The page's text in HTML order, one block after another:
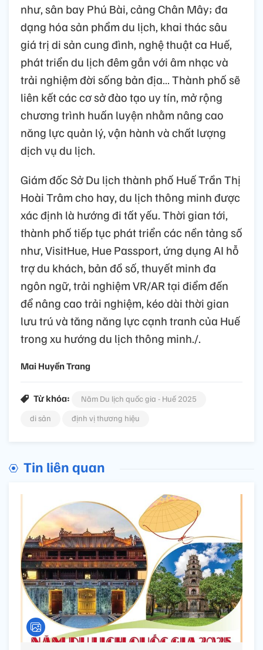
như, sân bay Phú Bài, cảng Chân Mây; đa
dạng hóa sản phẩm du lịch, khai thác sâu
giá trị di sản cung đình, nghệ thuật ca Huế,
phát triển du lịch đêm gắn với âm nhạc và
trải nghiệm đời sống bản địa… Thành phố sẽ
liên kết các cơ sở đào tạo uy tín, mở rộng
chương trình huấn luyện nhằm nâng cao
năng lực quản lý, vận hành và chất lượng
dịch vụ du lịch.
Giám đốc Sở Du lịch thành phố Huế Trần Thị
Hoài Trâm cho hay, du lịch thông minh được
xác định là hướng đi tất yếu. Thời gian tới,
thành phố tiếp tục phát triển các nền tảng số
như, VisitHue, Hue Passport, ứng dụng AI hỗ
trợ du khách, bản đồ số, thuyết minh đa
ngôn ngữ, trải nghiệm VR/AR tại điểm đến
để nâng cao trải nghiệm, kéo dài thời gian
lưu trú và tăng năng lực cạnh tranh của Huế
trong xu hướng du lịch thông minh./.
Mai Huyền Trang
Từ khóa:
Năm Du lịch quốc gia - Huế 2025
di sản
định vị thương hiệu
Tin liên quan